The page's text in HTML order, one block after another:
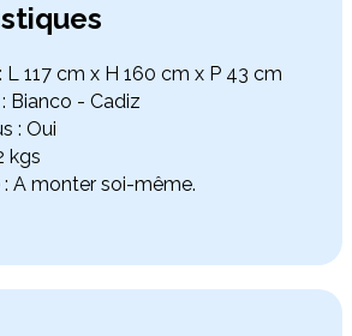
L 117 cm x H 160 cm x P 43 cm
Bianco - Cadiz
: Oui
kgs
A monter soi-même.